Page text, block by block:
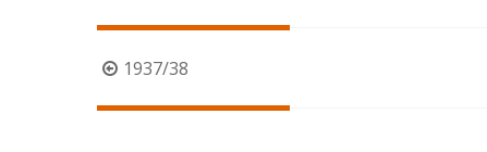
Beitragsnavigation
1937/38